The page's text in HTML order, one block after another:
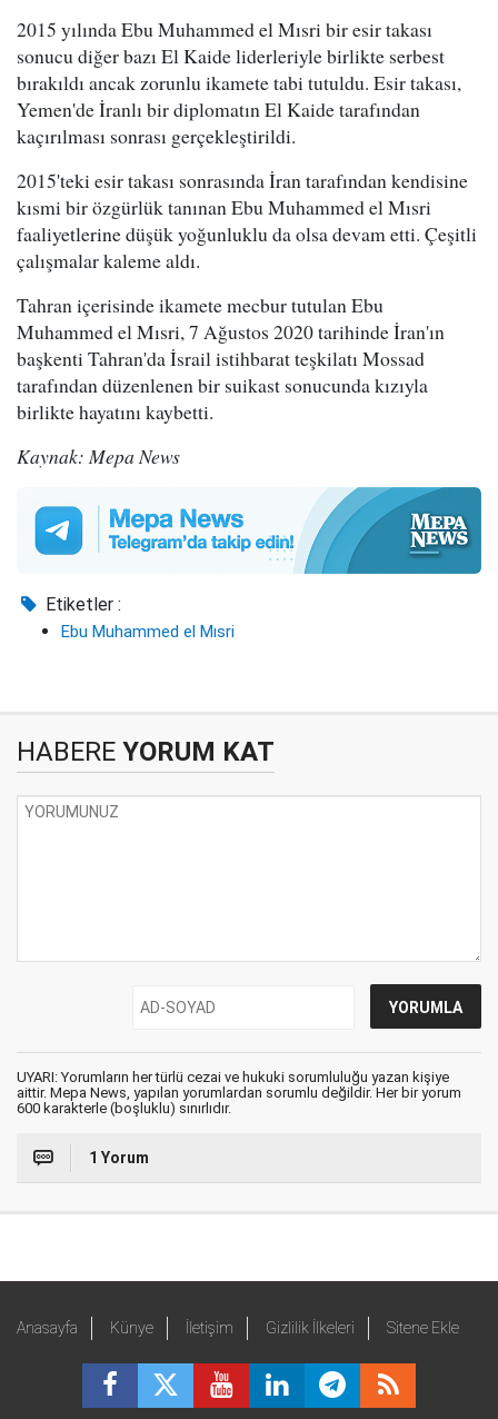
2015 yılında Ebu Muhammed el Mısri bir esir takası
sonucu diğer bazı El Kaide liderleriyle birlikte serbest
bırakıldı ancak zorunlu ikamete tabi tutuldu. Esir takası,
Yemen'de İranlı bir diplomatın El Kaide tarafından
kaçırılması sonrası gerçekleştirildi.
2015'teki esir takası sonrasında İran tarafından kendisine
kısmi bir özgürlük tanınan Ebu Muhammed el Mısri
faaliyetlerine düşük yoğunluklu da olsa devam etti. Çeşitli
çalışmalar kaleme aldı.
Tahran içerisinde ikamete mecbur tutulan Ebu
Muhammed el Mısri, 7 Ağustos 2020 tarihinde İran'ın
başkenti Tahran'da İsrail istihbarat teşkilatı Mossad
tarafından düzenlenen bir suikast sonucunda kızıyla
birlikte hayatını kaybetti.
Kaynak: Mepa News
Etiketler :
Ebu Muhammed el Mısri
HABERE YORUM KAT
UYARI: Yorumların her türlü cezai ve hukuki sorumluluğu yazan kişiye
aittir. Mepa News, yapılan yorumlardan sorumlu değildir. Her bir yorum
600 karakterle (boşluklu) sınırlıdır.
1 Yorum
Anasayfa Künye İletişim Gizlilik İlkeleri Sitene Ekle